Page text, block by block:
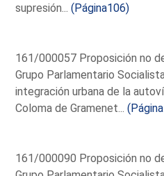
supresión...(Página106)
161/000057 Proposición no
Grupo Parlamentario
integración urbana de la
Coloma de Gramenet...
161/000090 Proposición no